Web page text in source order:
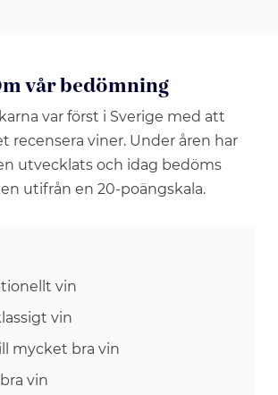
vår bedömning
var först i Sverige med att
recensera viner. Under åren har
utvecklats och idag bedöms
utifrån en 20-poängskala.
vin
vin
mycket bra vin
vin